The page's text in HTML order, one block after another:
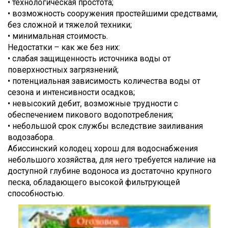
• технологическая простота;
• возможность сооружения простейшими средствами,
без сложной и тяжелой техники;
• минимальная стоимость.
Недостатки – как же без них:
• слабая защищенность источника воды от
поверхностных загрязнений;
• потенциальная зависимость количества воды от
сезона и интенсивности осадков;
• невысокий дебит, возможные трудности с
обеспечением пикового водопотребления;
• небольшой срок службы вследствие заиливания
водозабора.
Абиссинский колодец хорош для водоснабжения
небольшого хозяйства, для него требуется наличие на
доступной глубине водоноса из достаточно крупного
песка, обладающего высокой фильтрующей
способностью.